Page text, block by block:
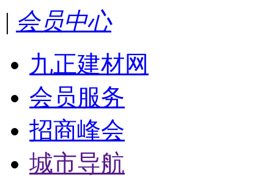
| 会员中心
九正建材网
会员服务
招商峰会
城市导航